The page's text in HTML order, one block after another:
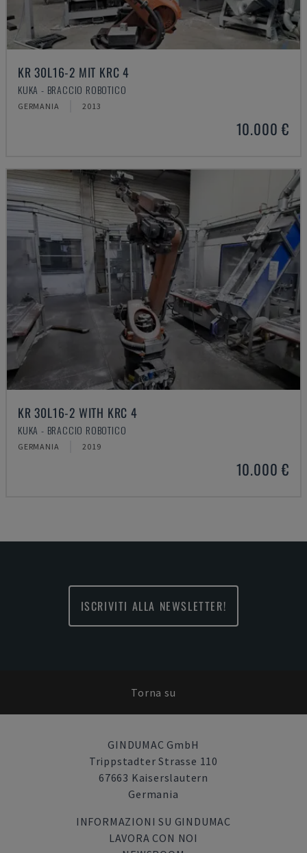
KR 30L16-2 MIT KRC 4
KUKA - BRACCIO ROBOTICO
GERMANIA 2013
10.000 €
KR 30L16-2 WITH KRC 4
KUKA - BRACCIO ROBOTICO
GERMANIA 2019
10.000 €
ISCRIVITI ALLA NEWSLETTER!
Torna su
GINDUMAC GmbH
Trippstadter Strasse 110
67663 Kaiserslautern
Germania
INFORMAZIONI SU GINDUMAC
LAVORA CON NOI